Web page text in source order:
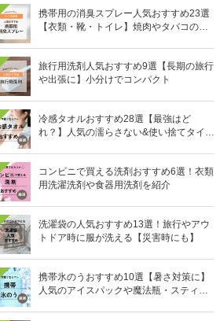
携帯用の消臭スプレー人気おすすめ23選
【衣類・靴・トイレ】焼肉やタバコのニ
旅行用洗剤人気おすすめ9選【長期の旅行
や出張に】小分けでコンパクト
冷感タオルおすすめ28選【最強はど
れ？】人気の濡らさない&使い捨てタイプ
コンビニで買える洗剤おすすめ6選！衣類
用洗濯洗剤や食器用洗剤を紹介
洗濯袋の人気おすすめ13選！旅行やアウ
トドア時に服が洗える【災害時にも】
携帯氷のうおすすめ10選【暑さ対策に】
人気のアイスパックや魔法瓶・スティッ